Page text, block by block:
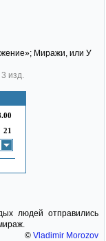
21
Миражи, или У
изд.
людей отправились
© Vladimir Morozov